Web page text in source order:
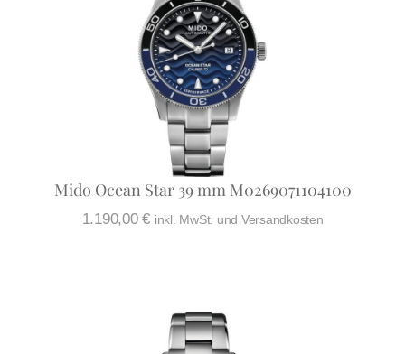
Mido Ocean Star 39 mm M0269071104100
1.190,00€ inkl. MwSt. und Versandkosten